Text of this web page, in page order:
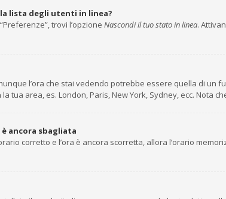
lista degli utenti in linea?
trovi l’opzione Nascondi il tuo stato in linea.
l’ora che stai vedendo potrebbe essere quella di
tua area, es. London, Paris, New York, Sydney, ecc. Nota
ancora sbagliata
corretto e l’ora è ancora scorretta, allora l’orario